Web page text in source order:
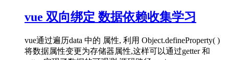
vue 双向绑定 数据依赖收集学习
vue通过遍历data 中的 属性, 利用 Object.defineProperty( )
将数据属性变更为存储器属性,这样可以通过getter 和